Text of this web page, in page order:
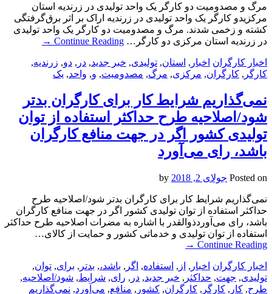
مرگ و مصدومیت دو کارگر یک واحد تولیدی در زرندیه استان
مرکزیدو کارگر یک واحد تولیدی در زرندیه اراک بر اثر برق‌گرفتگی
کشته و زخمی شدند. مرگ و مصدومیت دو کارگر یک واحد تولیدی
در زرندیه استان مرکزی دو کارگر… Continue Reading
→
اخبار کارگران اخبار , استان, تولیدی, خبر جدید, در , دو, زرندیه,
کارگر , کارگران, مرکزی, مرگ, مصدومیت, و, واحد, یک
نمی‌گذاریم شرایط کار برای کارگران بدتر
شود/اصلاحیه طرح حداکثر استفاده از توان
تولیدی کشور اگر در جهت منافع کارگران
باشد، رای می‌آورد
Posted on جولای 2, 2018
نمی‌گذاریم شرایط کار برای کارگران بدتر شود/اصلاحیه طرح
حداکثر استفاده از توان تولیدی کشور اگر در جهت منافع کارگران
باشد، رای می‌آوردذوالقدر با اشاره به مضرات اصلاحیه طرح حداکثر
استفاده از توان تولیدی و خدماتی کشور و حمایت از کالای…
Continue Reading
→
اخبار کارگران اخبار , از , استفاده, اگر , باشد،, بدتر , برای, توان,
تولیدی, جهت, حداکثر , خبر جدید, در , رای, شرایط, شود/اصلاحیه,
طرح, کار , کارگر , کارگران, کشور , منافع, می‌آورد, نمی‌گذاریم